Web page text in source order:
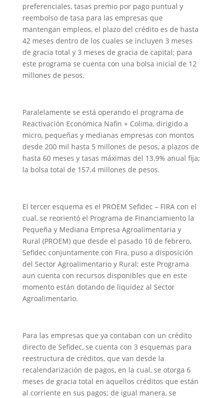
preferenciales, tasas premio por pago puntual y
reembolso de tasa para las empresas que
mantengan empleos, el plazo del crédito es de hasta
42 meses dentro de los cuales se incluyen 3 meses
de gracia total y 3 meses de gracia de capital; para
este programa se cuenta con una bolsa inicial de 12
millones de pesos.
Paralelamente se está operando el programa de
Reactivación Económica Nafin + Colima, dirigido a
micro, pequeñas y medianas empresas con montos
desde 200 mil hasta 5 millones de pesos, a plazos de
hasta 60 meses y tasas máximas del 13.9% anual fija;
la bolsa total de 157.4 millones de pesos.
El tercer esquema es el PROEM Sefidec – FIRA con el
cual, se reorientó el Programa de Financiamiento la
Pequeña y Mediana Empresa Agroalimentaria y
Rural (PROEM) que desde el pasado 10 de febrero,
Sefidec conjuntamente con Fira, puso a disposición
del Sector Agroalimentario y Rural; este Programa
aun cuenta con recursos disponibles que en este
momento están dotando de liquidez al Sector
Agroalimentario.
Para las empresas que ya contaban con un crédito
directo de Sefidec, se cuenta con 3 esquemas para
reestructura de créditos, que van desde la
recalendarización de pagos, en la cual, se otorga 6
meses de gracia total en aquellos créditos que están
al corriente en sus pagos; de igual manera, se